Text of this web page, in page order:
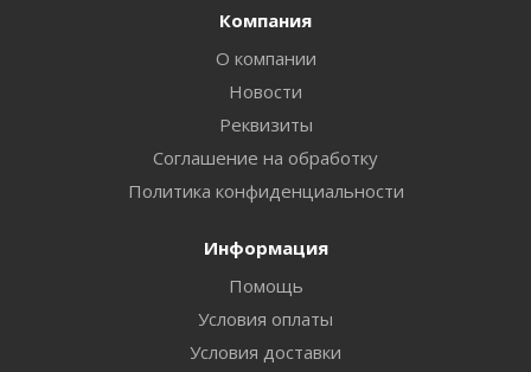
Компания
О компании
Новости
Реквизиты
Соглашение на обработку
Политика конфиденциальности
Информация
Помощь
Условия оплаты
Условия доставки